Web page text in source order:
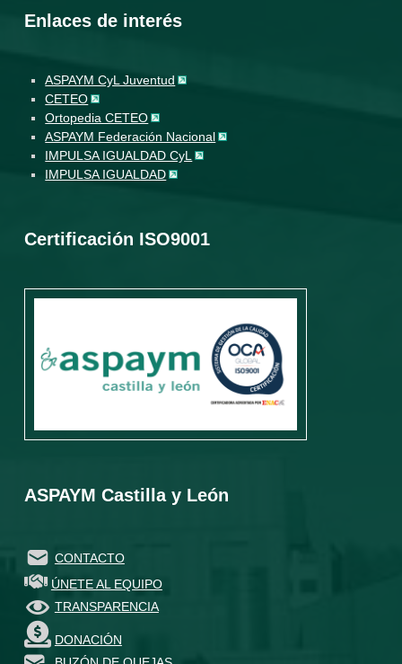
Enlaces de interés
ASPAYM CyL Juventud
CETEO
Ortopedia CETEO
ASPAYM Federación Nacional
IMPULSA IGUALDAD CyL
IMPULSA IGUALDAD
Certificación ISO9001
ASPAYM Castilla y León
CONTACTO
ÚNETE AL EQUIPO
TRANSPARENCIA
DONACIÓN